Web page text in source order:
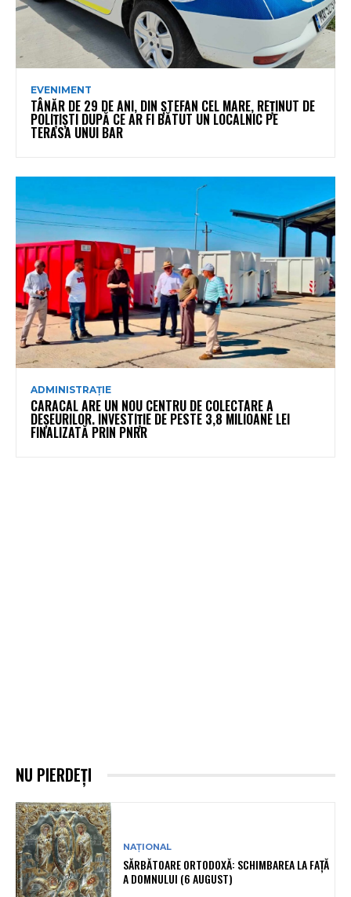
EVENIMENT
TÂNĂR DE 29 DE ANI, DIN ȘTEFAN CEL MARE, REȚINUT DE
POLIȚIȘTI DUPĂ CE AR FI BĂTUT UN LOCALNIC PE
TERASA UNUI BAR
ADMINISTRAȚIE
CARACAL ARE UN NOU CENTRU DE COLECTARE A
DEȘEURILOR. INVESTIȚIE DE PESTE 3,8 MILIOANE LEI
FINALIZATĂ PRIN PNRR
NU PIERDEȚI
NAȚIONAL
SĂRBĂTOARE ORTODOXĂ: SCHIMBAREA LA FAȚĂ
A DOMNULUI (6 AUGUST)